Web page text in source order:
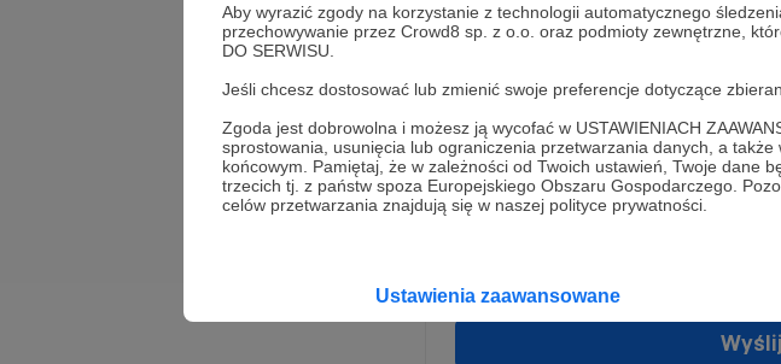
Aby wyrazić zgody na korzystanie z technologii automatycznego
przechowywanie przez Crowd8 sp. z o.o. oraz podmioty zewnętrzne,
DO SERWISU.
Jeśli chcesz dostosować lub zmienić swoje preferencje dotyczące
Zgoda jest dobrowolna i możesz ją wycofać w USTAWIENIACH
sprostowania, usunięcia lub ograniczenia przetwarzania danych, a
końcowym. Pamiętaj, że w zależności od Twoich ustawień, Twoje dane
trzecich tj. z państw spoza Europejskiego Obszaru Gospodarczego.
celów przetwarzania znajdują się w naszej polityce prywatności.
Ustawienia zaawansowane
* Wyrażam zgodę na przetwarzanie
Administratorem Twoich danych osobowych
Wigury 16, 02-092 Warszawa. Twoje dane
umowy zawartej z Tobą, w tym do
korzystania z platformy Patronite.pl, w tym
Gwarantujemy spełnienie wszystkich
danych, tj. prawo dostępu, sprostowania
profilowaniu, a także prawo wyrażenia
Rejestracja dla osób niepełnoletnich
rozwiń zgodę